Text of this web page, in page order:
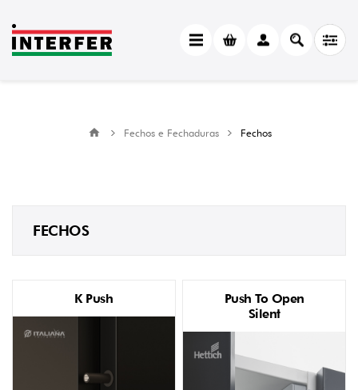
Fechos e Fechaduras Fechos
FECHOS
K Push
Push To Open
Silent